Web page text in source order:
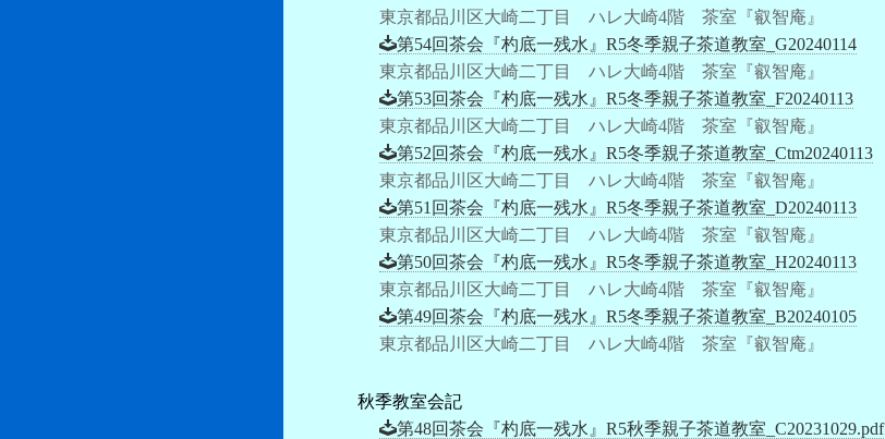
東京都品川区大崎二丁目 ハレ大崎4階 茶室『叡智庵』
第54回茶会『杓底一残水』R5冬季親子茶道教室_G20240114
東京都品川区大崎二丁目 ハレ大崎4階 茶室『叡智庵』
第53回茶会『杓底一残水』R5冬季親子茶道教室_F20240113
東京都品川区大崎二丁目 ハレ大崎4階 茶室『叡智庵』
第52回茶会『杓底一残水』R5冬季親子茶道教室_Ctm20240113
東京都品川区大崎二丁目 ハレ大崎4階 茶室『叡智庵』
第51回茶会『杓底一残水』R5冬季親子茶道教室_D20240113
東京都品川区大崎二丁目 ハレ大崎4階 茶室『叡智庵』
第50回茶会『杓底一残水』R5冬季親子茶道教室_H20240113
東京都品川区大崎二丁目 ハレ大崎4階 茶室『叡智庵』
第49回茶会『杓底一残水』R5冬季親子茶道教室_B20240105
東京都品川区大崎二丁目 ハレ大崎4階 茶室『叡智庵』
秋季教室会記
第48回茶会『杓底一残水』R5秋季親子茶道教室_C20231029.pdf